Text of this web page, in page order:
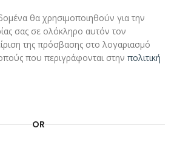
θα χρησιμοποιηθούν για την
σας σε ολόκληρο αυτόν τον
της πρόσβασης στο λογαριασμό
που περιγράφονται στην πολιτική
OR